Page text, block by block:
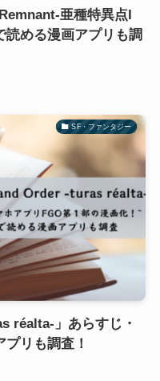
亜種特異点I
読める漫画アプリも調
SF・ファンタジー
réalta-」あらすじ・
リも調査！